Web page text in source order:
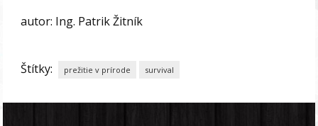
autor: Ing. Patrik Žitník
Štítky: prežitie v prírode survival